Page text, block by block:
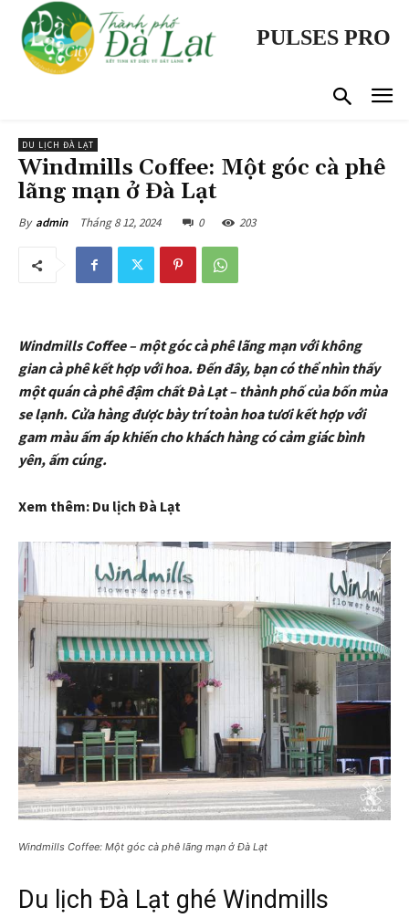
PULSES PRO
DU LỊCH ĐÀ LẠT
Windmills Coffee: Một góc cà phê
lãng mạn ở Đà Lạt
By admin Tháng 8 12, 2024 0 203
Windmills Coffee – một góc cà phê lãng mạn với không
gian cà phê kết hợp với hoa. Đến đây, bạn có thể nhìn thấy
một quán cà phê đậm chất Đà Lạt – thành phố của bốn mùa
se lạnh. Cửa hàng được bày trí toàn hoa tươi kết hợp với
gam màu ấm áp khiến cho khách hàng có cảm giác bình
yên, ấm cúng.
Xem thêm: Du lịch Đà Lạt
Windmills Coffee: Một góc cà phê lãng mạn ở Đà Lạt
Du lịch Đà Lạt ghé Windmills